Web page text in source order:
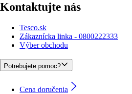
Kontaktujte nás
Tesco.sk
Zákaznícka linka - 0800222333
Výber obchodu
Potrebujete pomoc?
Cena doručenia